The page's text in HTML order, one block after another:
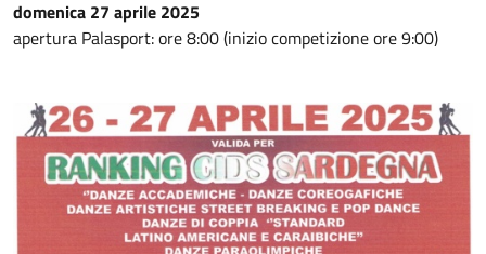
domenica 27 aprile 2025
apertura Palasport: ore 8:00 (inizio competizione ore 9:00)